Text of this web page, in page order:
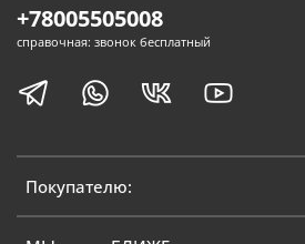
Покупателю:
+78005505008
справочная: звонок бесплатный